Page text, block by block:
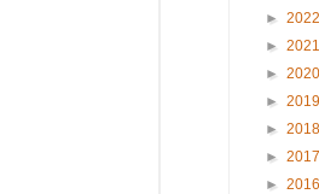
► 2022
► 2021
► 2020
► 2019
► 2018
► 2017
► 2016